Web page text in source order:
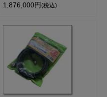
1,876,000円(税込)